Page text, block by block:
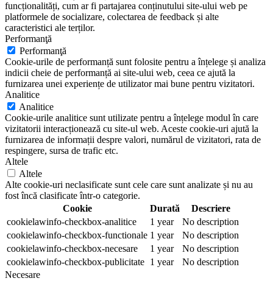
funcționalități, cum ar fi partajarea conținutului site-ului web pe
platformele de socializare, colectarea de feedback și alte
caracteristici ale terților.
Performanţă
Performanţă
Cookie-urile de performanță sunt folosite pentru a înțelege și analiza
indicii cheie de performanță ai site-ului web, ceea ce ajută la
furnizarea unei experiențe de utilizator mai bune pentru vizitatori.
Analitice
Analitice
Cookie-urile analitice sunt utilizate pentru a înțelege modul în care
vizitatorii interacționează cu site-ul web. Aceste cookie-uri ajută la
furnizarea de informații despre valori, numărul de vizitatori, rata de
respingere, sursa de trafic etc.
Altele
Altele
Alte cookie-uri neclasificate sunt cele care sunt analizate și nu au
fost încă clasificate într-o categorie.
Cookie
Durată
Descriere
cookielawinfo-checkbox-analitice
1 year
No description
cookielawinfo-checkbox-functionale 1 year
No description
cookielawinfo-checkbox-necesare
1 year
No description
cookielawinfo-checkbox-publicitate 1 year
No description
Necesare